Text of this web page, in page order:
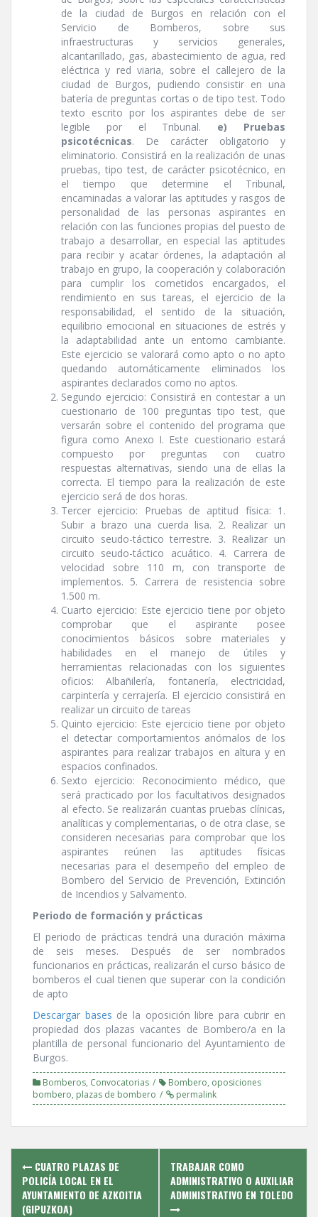
de la ciudad de Burgos en relación con el
Servicio de Bomberos, sobre sus
infraestructuras y servicios generales,
alcantarillado, gas, abastecimiento de agua, red
eléctrica y red viaria, sobre el callejero de la
ciudad de Burgos, pudiendo consistir en una
baterí­a de preguntas cortas o de tipo test. Todo
texto escrito por los aspirantes debe de ser
legible por el Tribunal. e) Pruebas
psicotécnicas. De carácter obligatorio y
eliminatorio. Consistirá en la realización de unas
pruebas, tipo test, de carácter psicotécnico, en
el tiempo que determine el Tribunal,
encaminadas a valorar las aptitudes y rasgos de
personalidad de las personas aspirantes en
relación con las funciones propias del puesto de
trabajo a desarrollar, en especial las aptitudes
para recibir y acatar órdenes, la adaptación al
trabajo en grupo, la cooperación y colaboración
para cumplir los cometidos encargados, el
rendimiento en sus tareas, el ejercicio de la
responsabilidad, el sentido de la situación,
equilibrio emocional en situaciones de estrés y
la adaptabilidad ante un entorno cambiante.
Este ejercicio se valorará como apto o no apto
quedando automáticamente eliminados los
aspirantes declarados como no aptos.
Segundo ejercicio: Consistirá en contestar a un
cuestionario de 100 preguntas tipo test, que
versarán sobre el contenido del programa que
figura como Anexo I. Este cuestionario estará
compuesto por preguntas con cuatro
respuestas alternativas, siendo una de ellas la
correcta. El tiempo para la realización de este
ejercicio será de dos horas.
Tercer ejercicio: Pruebas de aptitud fí­sica: 1.
Subir a brazo una cuerda lisa. 2. Realizar un
circuito seudo-táctico terrestre. 3. Realizar un
circuito seudo-táctico acuático. 4. Carrera de
velocidad sobre 110 m, con transporte de
implementos. 5. Carrera de resistencia sobre
1.500 m.
Cuarto ejercicio: Este ejercicio tiene por objeto
comprobar que el aspirante posee
conocimientos básicos sobre materiales y
habilidades en el manejo de útiles y
herramientas relacionadas con los siguientes
oficios: Albañilerí­a, fontanerí­a, electricidad,
carpinterí­a y cerrajerí­a. El ejercicio consistirá en
realizar un circuito de tareas
Quinto ejercicio: Este ejercicio tiene por objeto
el detectar comportamientos anómalos de los
aspirantes para realizar trabajos en altura y en
espacios confinados.
Sexto ejercicio: Reconocimiento médico, que
será practicado por los facultativos designados
al efecto. Se realizarán cuantas pruebas clí­nicas,
analí­ticas y complementarias, o de otra clase, se
consideren necesarias para comprobar que los
aspirantes reúnen las aptitudes fí­sicas
necesarias para el desempeño del empleo de
Bombero del Servicio de Prevención, Extinción
de Incendios y Salvamento.
Periodo de formación y prácticas
El periodo de prácticas tendrá una duración máxima
de seis meses. Después de ser nombrados
funcionarios en prácticas, realizarán el curso básico de
bomberos el cual tienen que superar con la condición
de apto
Descargar bases de la oposición libre para cubrir en
propiedad dos plazas vacantes de Bombero/a en la
plantilla de personal funcionario del Ayuntamiento de
Burgos.
Bomberos, Convocatorias Bombero, oposiciones
bombero, plazas de bombero permalink
Post
navigation
CUATRO PLAZAS DE
POLICÍ­A LOCAL EN EL
AYUNTAMIENTO DE AZKOITIA
(GIPUZKOA)
TRABAJAR COMO
ADMINISTRATIVO O AUXILIAR
ADMINISTRATIVO EN TOLEDO